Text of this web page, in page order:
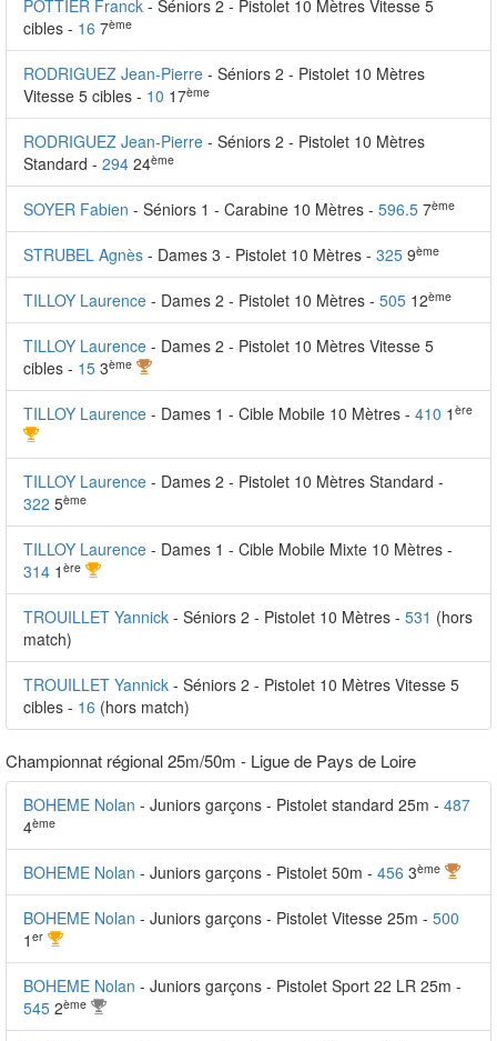
POTTIER Franck - Séniors 2 - Pistolet 10 Mètres Vitesse 5
cibles - 16 7ème
RODRIGUEZ Jean-Pierre - Séniors 2 - Pistolet 10 Mètres
Vitesse 5 cibles - 10 17ème
RODRIGUEZ Jean-Pierre - Séniors 2 - Pistolet 10 Mètres
Standard - 294 24ème
SOYER Fabien - Séniors 1 - Carabine 10 Mètres - 596.5 7ème
STRUBEL Agnès - Dames 3 - Pistolet 10 Mètres - 325 9ème
TILLOY Laurence - Dames 2 - Pistolet 10 Mètres - 505 12ème
TILLOY Laurence - Dames 2 - Pistolet 10 Mètres Vitesse 5
cibles - 15 3ème
TILLOY Laurence - Dames 1 - Cible Mobile 10 Mètres - 410 1 ère
TILLOY Laurence - Dames 2 - Pistolet 10 Mètres Standard -
322 5ème
TILLOY Laurence - Dames 1 - Cible Mobile Mixte 10 Mètres -
314 1 ère
TROUILLET Yannick - Séniors 2 - Pistolet 10 Mètres - 531 (hors
match)
TROUILLET Yannick - Séniors 2 - Pistolet 10 Mètres Vitesse 5
cibles - 16 (hors match)
Championnat régional 25m/50m - Ligue de Pays de Loire
BOHEME Nolan - Juniors garçons - Pistolet standard 25m - 487
4ème
BOHEME Nolan - Juniors garçons - Pistolet 50m - 456 3ème
BOHEME Nolan - Juniors garçons - Pistolet Vitesse 25m - 500
1 er
BOHEME Nolan - Juniors garçons - Pistolet Sport 22 LR 25m -
545 2ème